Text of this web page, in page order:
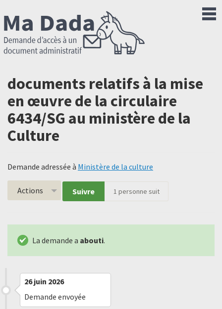
documents relatifs à la mise
en œuvre de la circulaire
6434/SG au ministère de la
Culture
Demande adressée à Ministère de la culture
Actions Suivre 1 personne suit
La demande a abouti.
26 juin 2026
Demande envoyée